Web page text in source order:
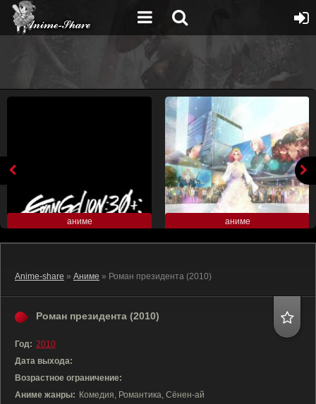
аниме аниме
Anime-share » Аниме » Роман президента (2010)
Роман президента (2010)
Год: 2010
Дата выхода:
Возрастное ограничение:
Аниме жанры: Комедия, Романтика, Сёнен-ай